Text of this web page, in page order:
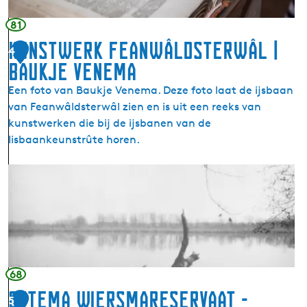
l
g
B
e
r
g
k
o
t
e
B
u
r
81
4
Kunstwerk Feanwâldsterwâl |
Baukje Venema
Een foto van Baukje Venema. Deze foto laat de ijsbaan
van Feanwâldsterwâl zien en is uit een reeks van
kunstwerken die bij de ijsbanen van de
Iisbaankeunstrûte horen.
s
t
e
k
68
5
Ottema Wiersmareservaat -